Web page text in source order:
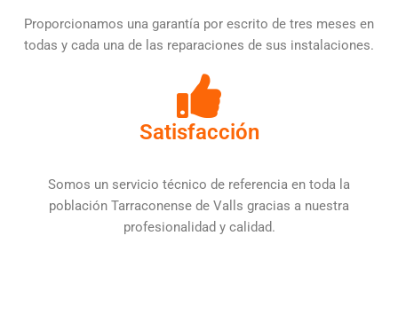
Proporcionamos una garantía por escrito de tres meses en
todas y cada una de las reparaciones de sus instalaciones.
Satisfacción
Somos un servicio técnico de referencia en toda la
población Tarraconense de Valls gracias a nuestra
profesionalidad y calidad.